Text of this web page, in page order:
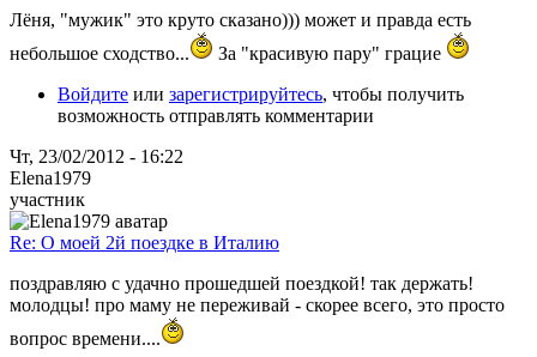
Лёня, "мужик" это круто сказано))) может и правда есть
небольшое сходство...
За "красивую пару" грацие
Войдите или зарегистрируйтесь, чтобы получить
возможность отправлять комментарии
Чт, 23/02/2012 - 16:22
Elena1979
участник
Re: О моей 2й поездке в Италию
поздравляю с удачно прошедшей поездкой! так держать!
молодцы! про маму не переживай - скорее всего, это просто
вопрос времени....